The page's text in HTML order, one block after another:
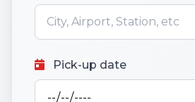
Pick-up date